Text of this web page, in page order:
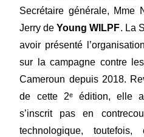
Secrétaire générale, Mme
Jerry deYoung WILPF. La
avoir présenté
sur la campagne contre
Cameroun depuis 2018.
de cette 2ᵉ édition, elle
s’inscrit pas en
technologique,